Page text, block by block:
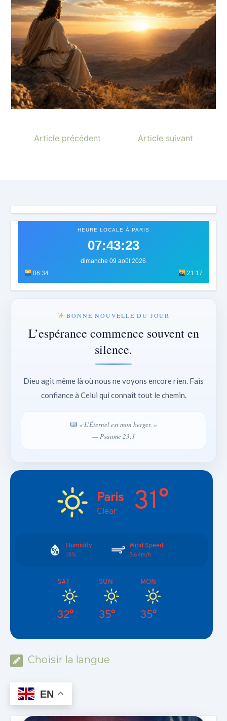
Article précédent Article suivant
HEURE LOCALE À PARIS
07:43:25
dimanche 09 août 2026
06:34
21:17
BONNE NOUVELLE DU JOUR
L’espérance commence souvent en
silence.
Dieu agit même là où nous ne voyons encore rien. Fais
confiance à Celui qui connaît tout le chemin.
« L’Éternel est mon berger. »
— Psaume 23:1
Paris
Clear 31°
Humidity
13%
Wind Speed
3.6Km/h
SAT
32°
SUN
35°
MON
35°
Choisir la langue
EN